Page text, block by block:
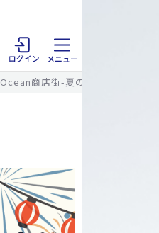
Ocean商店街-夏の市-イベント開催！